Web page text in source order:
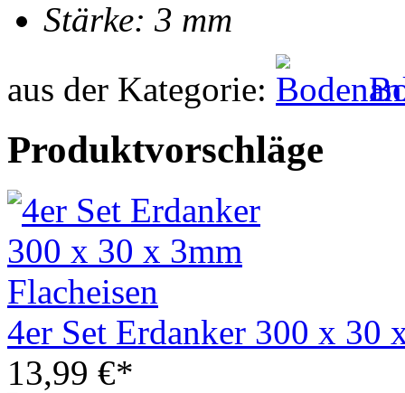
Stärke: 3 mm
aus der Kategorie:
Produktvorschläge
4er Set Erdanker 300 x 30
13,99 €*